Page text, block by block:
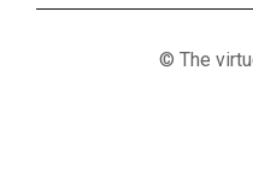
© The